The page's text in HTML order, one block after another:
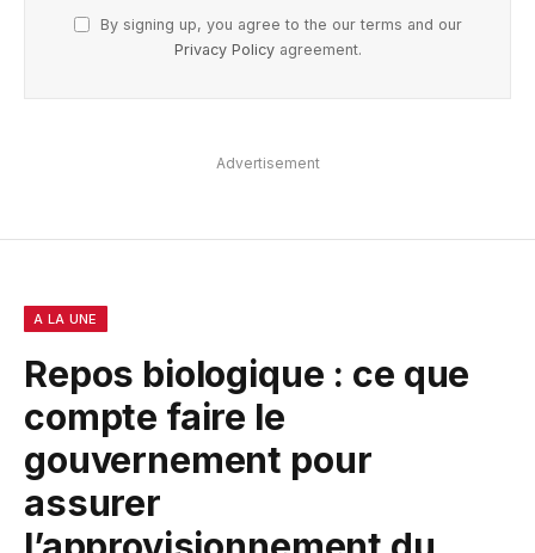
By signing up, you agree to the our terms and our
Privacy Policyagreement.
Advertisement
A LA UNE
Repos biologique : ce que
compte faire le
gouvernement pour
assurer